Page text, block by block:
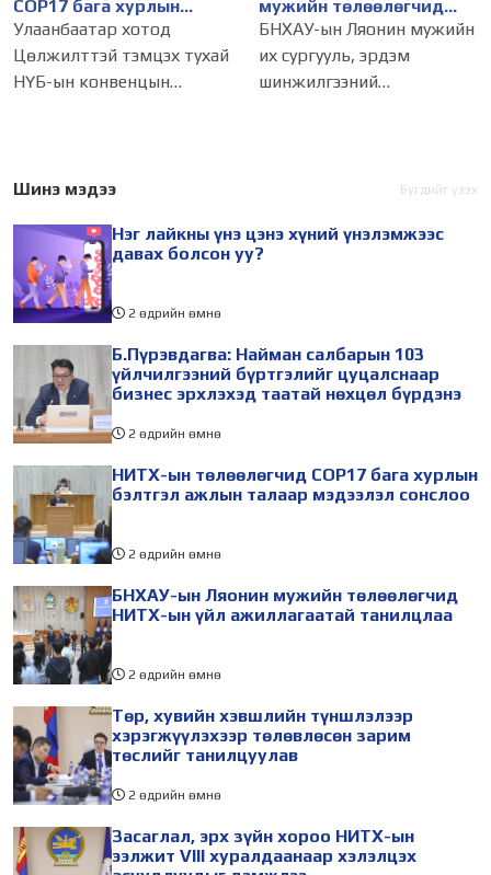
COP17 бага хурлын
бэлтгэл ажлын талаар
мэдээлэл сонслоо
Улаанбаатар хотод
Цөлжилттэй тэмцэх тухай
НҮБ-ын конвенцын
өдөр зохион
холбогдуулан Нийслэлийн
мужийн төлөөлөгчид
НИТХ-ын үйл
танилцлаа
БНХАУ-ын Ляонин мужийн
их сургууль, эрдэм
шинжилгээний
төлөөлөгчид Монгол
айлчлалынхаа хүрээнд
Шинэ мэдээ Бүгдийг үзэх
Нэг лайкны үнэ цэнэ хүний үнэлэмжээс
давах болсон уу?
2 өдрийн өмнө
Б.Пүрэвдагва: Найман салбарын 103
үйлчилгээний бүртгэлийг цуцалснаар
бизнес эрхлэхэд таатай нөхцөл бүрдэнэ
2 өдрийн өмнө
НИТХ-ын төлөөлөгчид COP17 бага хурлын
бэлтгэл ажлын талаар мэдээлэл сонслоо
2 өдрийн өмнө
БНХАУ-ын Ляонин мужийн төлөөлөгчид
НИТХ-ын үйл ажиллагаатай танилцлаа
2 өдрийн өмнө
Төр, хувийн хэвшлийн түншлэлээр
хэрэгжүүлэхээр төлөвлөсөн зарим
төслийг танилцуулав
2 өдрийн өмнө
Засаглал, эрх зүйн хороо НИТХ-ын
ээлжит VIII хуралдаанаар хэлэлцэх